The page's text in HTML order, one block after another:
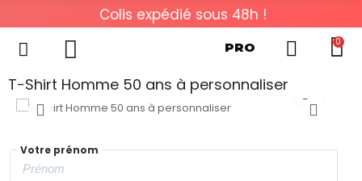
Colis expédié sous 48h !
PRO 0
T-Shirt Homme 50 ans à personnaliser
Votre prénom